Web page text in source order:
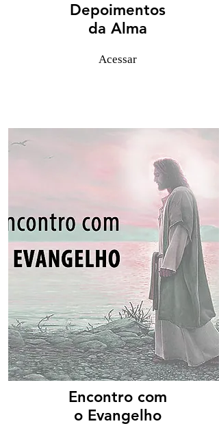
Depoimentos
da Alma
Acessar
Encontro com
o Evangelho